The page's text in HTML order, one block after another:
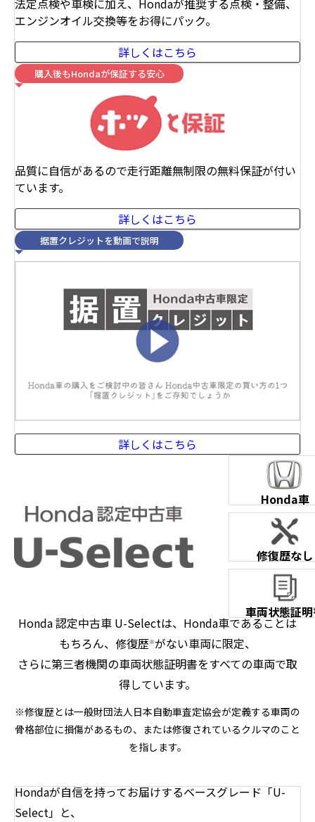
法定点検や車検に加え、Hondaが推奨する点検・整備、
エンジンオイル交換等をお得にパック。
詳しくはこちら
購入後もHondaが保証する安心
品質に自信があるので走行距離無制限の無料保証が付い
ています。
詳しくはこちら
据置クレジットを動画で説明
詳しくはこちら
Honda車
修復歴なし
車両状態証
Honda 認定中古車 U-Selectは、Honda車であることは
もちろん、修復歴※がない車両に限定、
さらに第三者機関の車両状態証明書をすべての車両で取
得しています。
※修復歴とは一般財団法人日本自動車査定協会が定義する車両の
骨格部位に損傷があるもの、または修復されているクルマのこと
を指します。
Hondaが自信を持ってお届けするベースグレード「U-
Select」と、